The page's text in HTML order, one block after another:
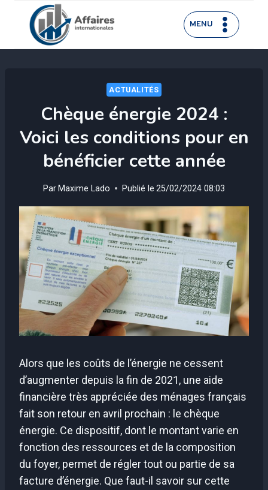
contenu
MENU
ACTUALITÉS
Chèque énergie 2024 :
Voici les conditions pour en
bénéficier cette année
Par Maxime Lado Publié le 25/02/2024 08:03
Alors que les coûts de l’énergie ne cessent
d’augmenter depuis la fin de 2021, une aide
financière très appréciée des ménages français
fait son retour en avril prochain : le chèque
énergie. Ce dispositif, dont le montant varie en
fonction des ressources et de la composition
du foyer, permet de régler tout ou partie de sa
facture d’énergie. Que faut-il savoir sur cette